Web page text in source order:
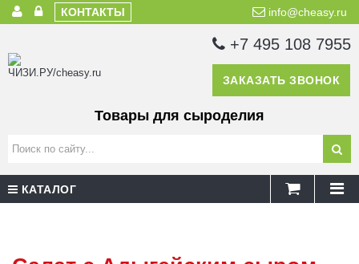
КОНТАКТЫ info@cheasy.ru
+7 495 108 7955
ЗАКАЗАТЬ ЗВОНОК
Товары для сыроделия
КАТАЛОГ